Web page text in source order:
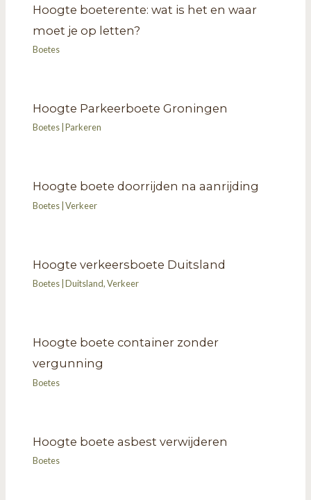
Hoogte boeterente: wat is het en waar
moet je op letten?
Boetes
Hoogte Parkeerboete Groningen
Boetes |Parkeren
Hoogte boete doorrijden na aanrijding
Boetes |Verkeer
Hoogte verkeersboete Duitsland
Boetes |Duitsland,Verkeer
Hoogte boete container zonder
vergunning
Boetes
Hoogte boete asbest verwijderen
Boetes